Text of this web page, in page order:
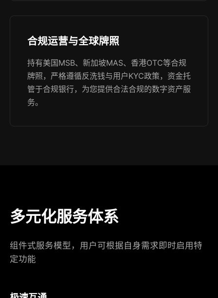
合规运营与全球牌照
持有美国MSB、新加坡MAS、香港OTC等合规
牌照，严格遵循反洗钱与用户KYC政策，资金托
管于合规银行，为您提供合法合规的数字资产服
务。
多元化服务体系
组件式服务模型，用户可根据自身需求即时启用特
定功能